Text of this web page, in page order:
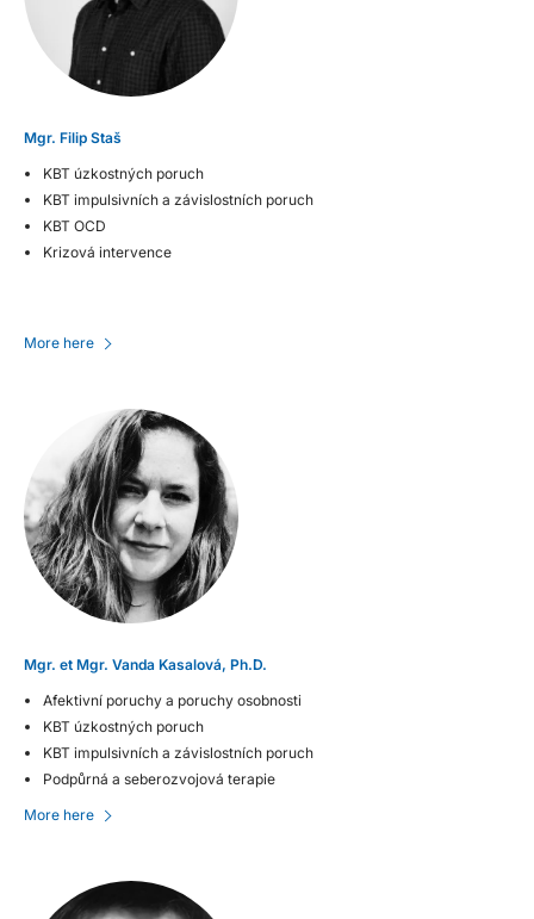
Mgr. Filip Staš
KBT úzkostných poruch
KBT impulsivních a závislostních poruch
KBT OCD
Krizová intervence
More here
Mgr. et Mgr. Vanda Kasalová, Ph.D.
Afektivní poruchy a poruchy osobnosti
KBT úzkostných poruch
KBT impulsivních a závislostních poruch
Podpůrná a seberozvojová terapie
More here